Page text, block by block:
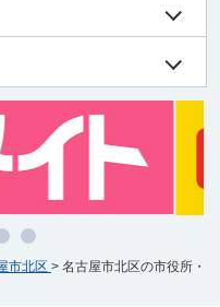
市北区 > 名古屋市北区の市役所・